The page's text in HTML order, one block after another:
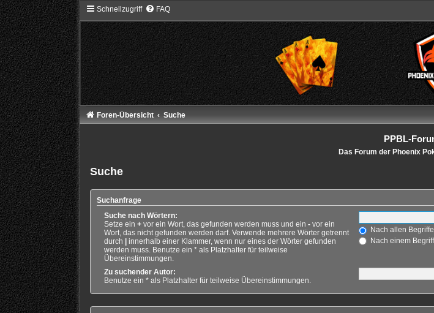
Schnellzugriff FAQ
Foren-Übersicht Suche
PPBL-
Das Forum der Phoenix
Suche
Suchanfrage
Suche nach Wörtern:
Setze ein +vor ein Wort, das gefunden werden muss und ein -vor ein
Wort, das nicht gefunden werden darf. Verwende mehrere Wörter getrennt
durch
innerhalb einer Klammer, wenn nur eines der Wörter gefunden
werden muss. Benutze ein * als Platzhalter für teilweise
Übereinstimmungen.
Nach allen
Nach einem
Zu suchender Autor:
Benutze ein * als Platzhalter für teilweise Übereinstimmungen.